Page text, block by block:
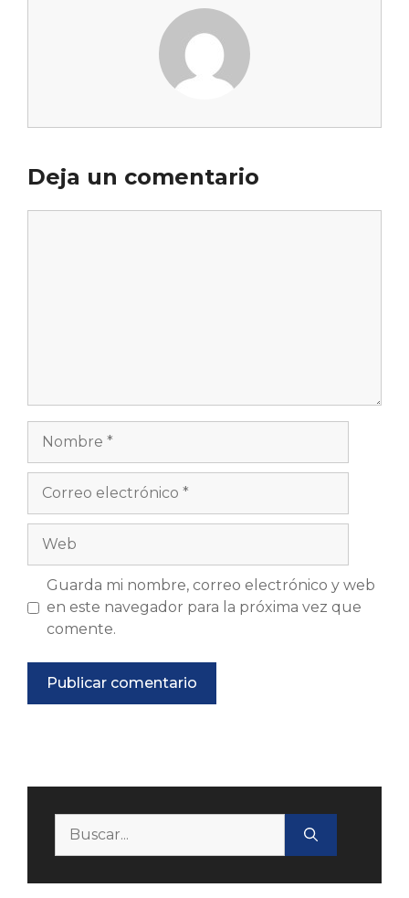
Deja un comentario
Nombre
Guarda mi nombre, correo electrónico y web
en este navegador para la próxima vez que
comente.